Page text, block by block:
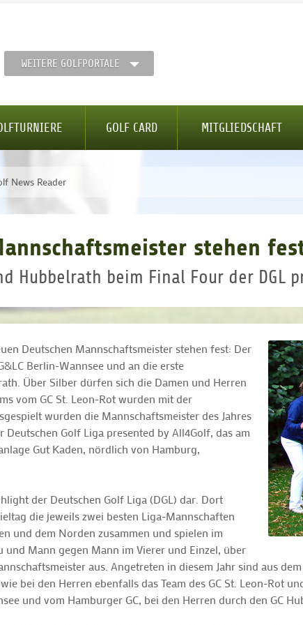
WEITERE GOLFPORTALE
GOLF CARD MITGLIEDSCHAFT
News Reader
stehen
Hubbelrath beim Final Four der DGL
Deutschen Mannschaftsmeister stehen fest: Der
Berlin-Wannsee und an die erste
Über Silber dürfen sich die Damen und Herren
vom GC St. Leon-Rot wurden mit der
wurden die Mannschaftsmeister des Jahres
Deutschen Golf Liga presented by All4Golf, das am
Gut Kaden, nördlich von Hamburg,
der Deutschen Golf Liga (DGL) dar. Dort
die jeweils zwei besten Liga-Mannschaften
und dem Norden zusammen und spielen im
und Mann gegen Mann im Vierer und Einzel, über
aus. Angetreten in diesem Jahr sind aus
bei den Herren ebenfalls das Team des GC St. Leon-Rot
und vom Hamburger GC, bei den Herren durch den GC